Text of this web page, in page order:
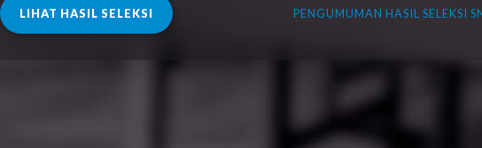
PENGUMUMAN HASIL SELEKSI